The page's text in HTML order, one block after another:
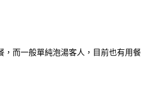
而一般單純泡湯客人，目前也有用餐